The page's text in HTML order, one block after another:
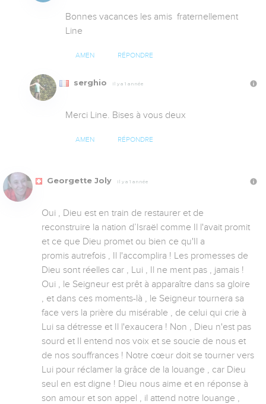
Bonnes vacances les amis  fraternellement
Line
AMEN RÉPONDRE
serghio Il y a 1 année
Merci Line. Bises à vous deux
AMEN RÉPONDRE
Georgette Joly Il y a 1 année
Oui , Dieu est en train de restaurer et de
reconstruire la nation d’Israël comme Il l'avait promit
et ce que Dieu promet ou bien ce qu'Il a
promis autrefois , Il l'accomplira ! Les promesses de
Dieu sont réelles car , Lui , Il ne ment pas , jamais !
Oui , le Seigneur est prêt à apparaître dans sa gloire
, et dans ces moments-là , le Seigneur tournera sa
face vers la prière du misérable , de celui qui crie à
Lui sa détresse et Il l'exaucera ! Non , Dieu n'est pas
sourd et Il entend nos voix et se soucie de nous et
de nos souffrances ! Notre cœur doit se tourner vers
Lui pour réclamer la grâce de la louange , car Dieu
seul en est digne ! Dieu nous aime et en réponse à
son amour et son appel , il attend notre louange ,